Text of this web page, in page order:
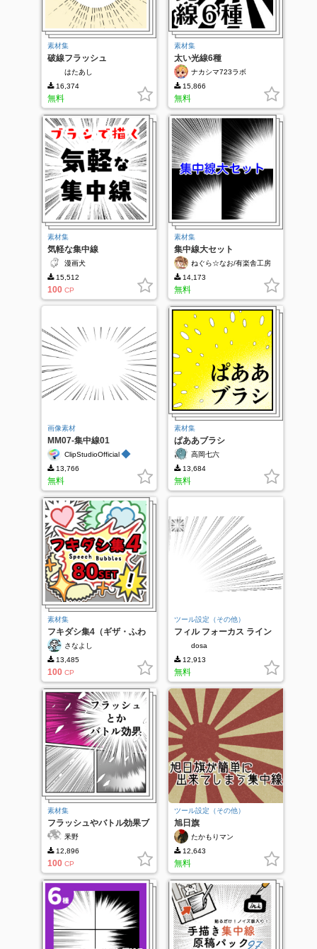
素材集
破線フラッシュ
はたあし
16,374
無料
素材集
太い光線6種
ナカシマ723ラボ
15,866
無料
素材集
気軽な集中線
漫画犬
15,512
100 CP
素材集
集中線大セット
ねぐら☆なお/有楽舎工房
14,173
無料
画像素材
MM07-集中線01
ClipStudioOfficial ◆
13,766
無料
素材集
ぱああブラシ
高岡七六
13,684
無料
素材集
フキダシ集4（ギザ・ふわ
80種類）
さなよし
13,485
100 CP
ツール設定（その他）
フィル フォーカス ライン
dosa
12,913
無料
素材集
フラッシュやバトル効果ブ
ラシ 釆野
12,896
100 CP
ツール設定（その他）
旭日旗
たかもりマン
12,643
無料